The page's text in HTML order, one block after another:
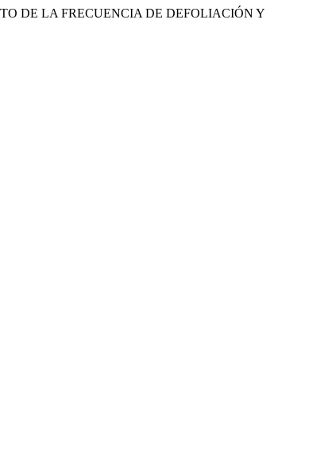
DE LA FRECUENCIA DE DEFOLIACIÓN Y